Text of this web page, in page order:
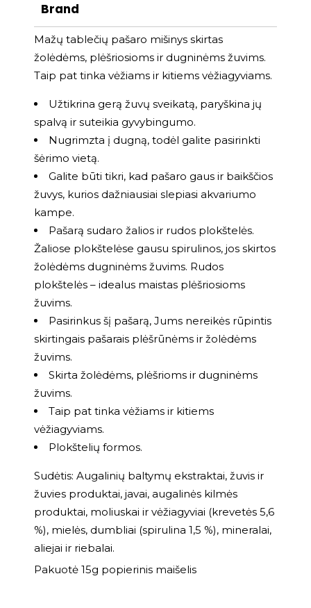
Brand
Mažų tablečių pašaro mišinys skirtas
žolėdėms, plėšriosioms ir dugninėms žuvims.
Taip pat tinka vėžiams ir kitiems vėžiagyviams.
Užtikrina gerą žuvų sveikatą, paryškina jų
spalvą ir suteikia gyvybingumo.
Nugrimzta į dugną, todėl galite pasirinkti
šėrimo vietą.
Galite būti tikri, kad pašaro gaus ir baikščios
žuvys, kurios dažniausiai slepiasi akvariumo
kampe.
Pašarą sudaro žalios ir rudos plokštelės.
Žaliose plokštelėse gausu spirulinos, jos skirtos
žolėdėms dugninėms žuvims. Rudos
plokštelės – idealus maistas plėšriosioms
žuvims.
Pasirinkus šį pašarą, Jums nereikės rūpintis
skirtingais pašarais plėšrūnėms ir žolėdėms
žuvims.
Skirta žolėdėms, plėšrioms ir dugninėms
žuvims.
Taip pat tinka vėžiams ir kitiems
vėžiagyviams.
Plokštelių formos.
Sudėtis: Augalinių baltymų ekstraktai, žuvis ir
žuvies produktai, javai, augalinės kilmės
produktai, moliuskai ir vėžiagyviai (krevetės 5,6
%), mielės, dumbliai (spirulina 1,5 %), mineralai,
aliejai ir riebalai.
Pakuotė 15g popierinis maišelis